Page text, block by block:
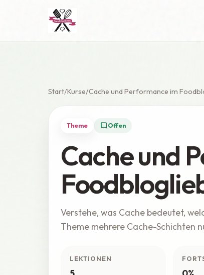
Start Kurse Cache und Performance im
Theme Offen
Cache und
Verstehe, was Cache bedeutet,
Theme mehrere Cache-Schichten
LEKTIONEN